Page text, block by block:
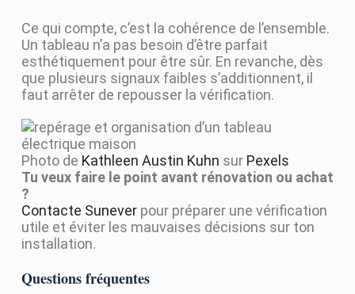
Ce qui compte, c’est la cohérence de l’ensemble.
Un tableau n’a pas besoin d’être parfait
esthétiquement pour être sûr. En revanche, dès
que plusieurs signaux faibles s’additionnent, il
faut arrêter de repousser la vérification.
Photo de Kathleen Austin Kuhn sur Pexels
Tu veux faire le point avant rénovation ou achat
?
Contacte Suneverpour préparer une vérification
utile et éviter les mauvaises décisions sur ton
installation.
Questions fréquentes